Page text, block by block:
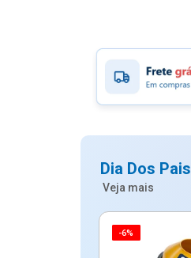
Dia Dos Pais
Veja mais
-6%